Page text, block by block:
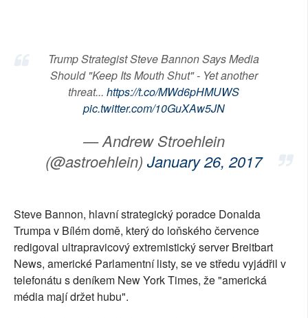
Trump Strategist Steve Bannon Says Media
Should "Keep Its Mouth Shut" - Yet another
threat... https://t.co/MWd6pHMUWS
pic.twitter.com/10GuXAw5JN
— Andrew Stroehlein
(@astroehlein) January 26, 2017
Steve Bannon, hlavní strategický poradce Donalda
Trumpa v Bílém domě, který do loňského července
redigoval ultrapravicový extremistický server Breitbart
News, americké Parlamentní listy, se ve středu vyjádřil v
telefonátu s deníkem New York Times, že "americká
média mají držet hubu".